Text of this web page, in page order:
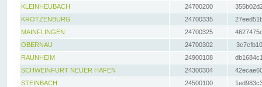
KLEINHEUBACH 24700200
KROTZENBURG
24700335
MAINFLINGEN
24700325
OBERNAU
24700302
RAUNHEIM
24900108
SCHWEINFURT NEUER HAFEN
24300304
STEINBACH
24500100